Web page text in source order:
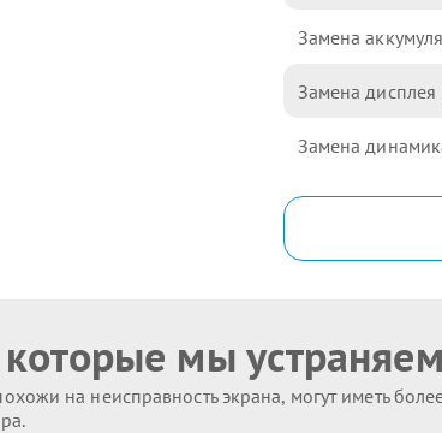
Замена
Замена дисплея
Замена
мы устраняем
на неисправность экрана, могут иметь